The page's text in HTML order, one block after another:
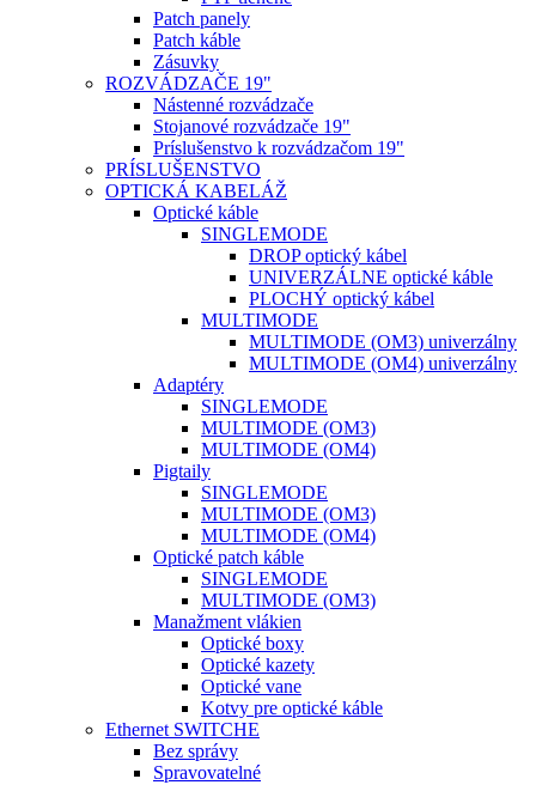
Patch panely
Patch káble
Zásuvky
ROZVÁDZAČE 19"
Nástenné rozvádzače
Stojanové rozvádzače 19"
Príslušenstvo k rozvádzačom 19"
PRÍSLUŠENSTVO
OPTICKÁ KABELÁŽ
Optické káble
SINGLEMODE
DROP optický kábel
UNIVERZÁLNE optické káble
PLOCHÝ optický kábel
MULTIMODE
MULTIMODE (OM3) univerzálny
MULTIMODE (OM4) univerzálny
Adaptéry
SINGLEMODE
MULTIMODE (OM3)
MULTIMODE (OM4)
Pigtaily
SINGLEMODE
MULTIMODE (OM3)
MULTIMODE (OM4)
Optické patch káble
SINGLEMODE
MULTIMODE (OM3)
Manažment vlákien
Optické boxy
Optické kazety
Optické vane
Kotvy pre optické káble
Ethernet SWITCHE
Bez správy
Spravovatelné